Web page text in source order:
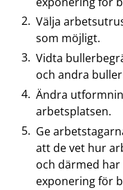
Välja
som möjligt.
Vidta
och andra
Ändra
arbetsplatsen.
Ge
att de vet hur
och därmed
exponering för